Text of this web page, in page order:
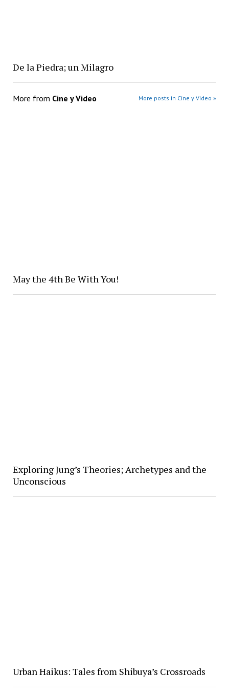
De la Piedra; un Milagro
More from Cine y Video More posts in Cine y Video »
May the 4th Be With You!
Exploring Jung’s Theories; Archetypes and the
Unconscious
Urban Haikus: Tales from Shibuya’s Crossroads